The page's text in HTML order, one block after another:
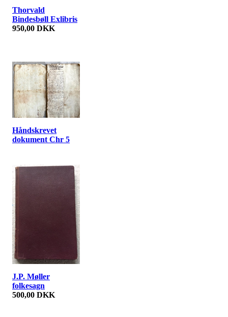
Thorvald
Bindesbøll Exlibris
950,00 DKK
Håndskrevet
dokument Chr 5
J.P. Møller
folkesagn
500,00 DKK